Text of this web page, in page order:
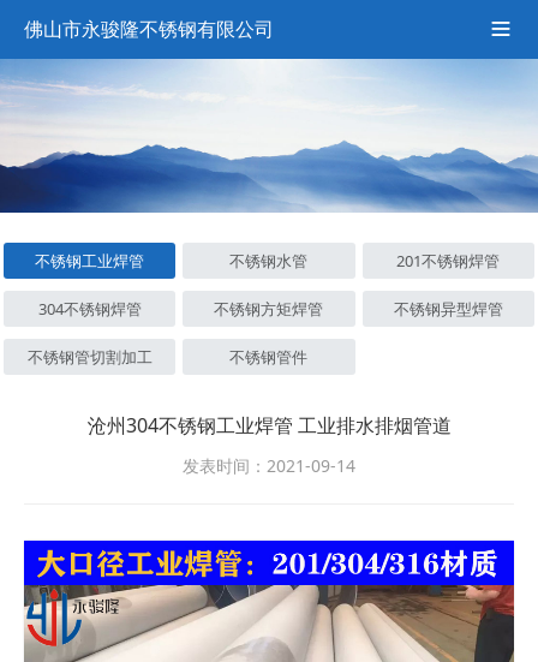
佛山市永骏隆不锈钢有限公司 
不锈钢工业焊管 不锈钢水管 201不锈钢焊管
304不锈钢焊管 不锈钢方矩焊管 不锈钢异型焊管
不锈钢管切割加工 不锈钢管件
沧州304不锈钢工业焊管 工业排水排烟管道
发表时间：2021-09-14